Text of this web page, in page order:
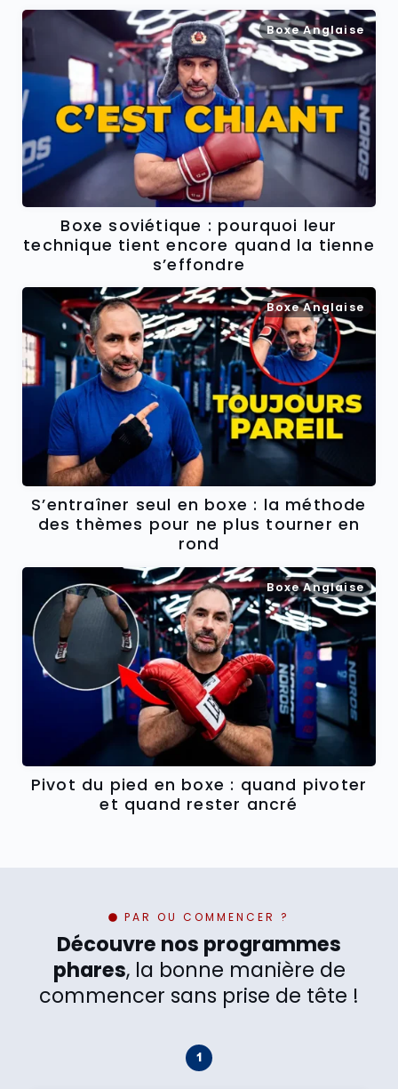
Boxe Anglaise
Boxe soviétique : pourquoi leur
technique tient encore quand la tienne
s’effondre
Boxe Anglaise
S’entraîner seul en boxe : la méthode
des thèmes pour ne plus tourner en
rond
Boxe Anglaise
Pivot du pied en boxe : quand pivoter
et quand rester ancré
PAR OU COMMENCER ?
Découvre nos programmes
phares, la bonne manière de
commencer sans prise de tête !